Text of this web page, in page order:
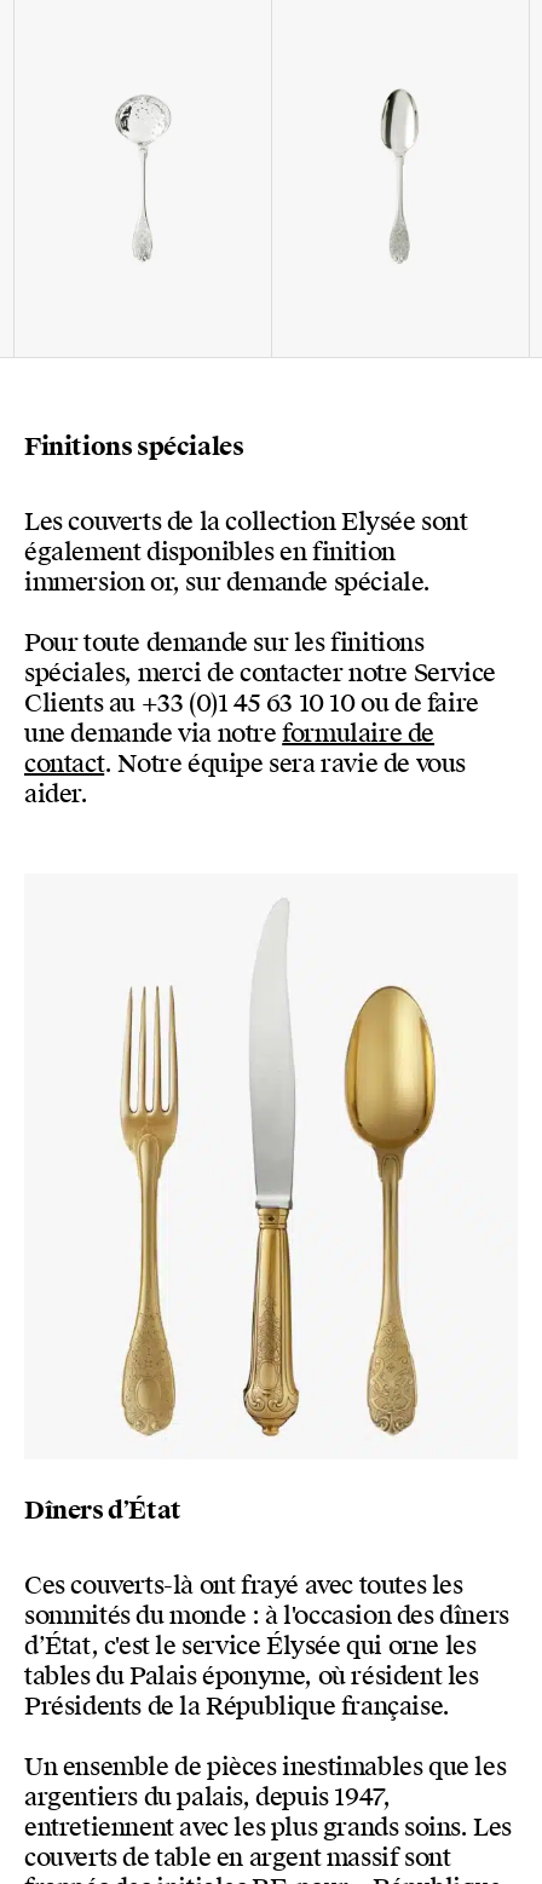
Finitions spéciales
Les couverts de la collection Elysée sont
également disponibles en finition
immersion or, sur demande spéciale.
Pour toute demande sur les finitions
spéciales, merci de contacter notre Service
Clients au +33 (0)1 45 63 10 10 ou de faire
une demande via notreformulaire de
contact. Notre équipe sera ravie de vous
aider.
Dîners d’État
Ces couverts-là ont frayé avec toutes les
sommités du monde : à l'occasion des dîners
d’État, c'est le service Élysée qui orne les
tables du Palais éponyme, où résident les
Présidents de la République française.
Un ensemble de pièces inestimables que les
argentiers du palais, depuis 1947,
entretiennent avec les plus grands soins. Les
couverts de table en argent massif sont